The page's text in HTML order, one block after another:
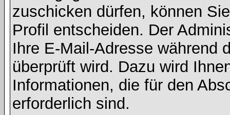
zuschicken dürfen, können
Profil entscheiden. Der
Ihre E-Mail-Adresse während
überprüft wird. Dazu wird
Informationen, die für den
erforderlich sind.